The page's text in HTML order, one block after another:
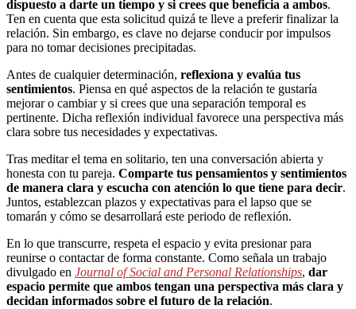
dispuesto a darte un tiempo y si crees que beneficia a ambos.
Ten en cuenta que esta solicitud quizá te lleve a preferir finalizar la
relación. Sin embargo, es clave no dejarse conducir por impulsos
para no tomar decisiones precipitadas.
Antes de cualquier determinación, reflexiona y evalúa tus
sentimientos. Piensa en qué aspectos de la relación te gustaría
mejorar o cambiar y si crees que una separación temporal es
pertinente. Dicha reflexión individual favorece una perspectiva más
clara sobre tus necesidades y expectativas.
Tras meditar el tema en solitario, ten una conversación abierta y
honesta con tu pareja. Comparte tus pensamientos y sentimientos
de manera clara y escucha con atención lo que tiene para decir.
Juntos, establezcan plazos y expectativas para el lapso que se
tomarán y cómo se desarrollará este periodo de reflexión.
En lo que transcurre, respeta el espacio y evita presionar para
reunirse o contactar de forma constante. Como señala un trabajo
divulgado en Journal of Social and Personal Relationships, dar
espacio permite que ambos tengan una perspectiva más clara y
decidan informados sobre el futuro de la relación.